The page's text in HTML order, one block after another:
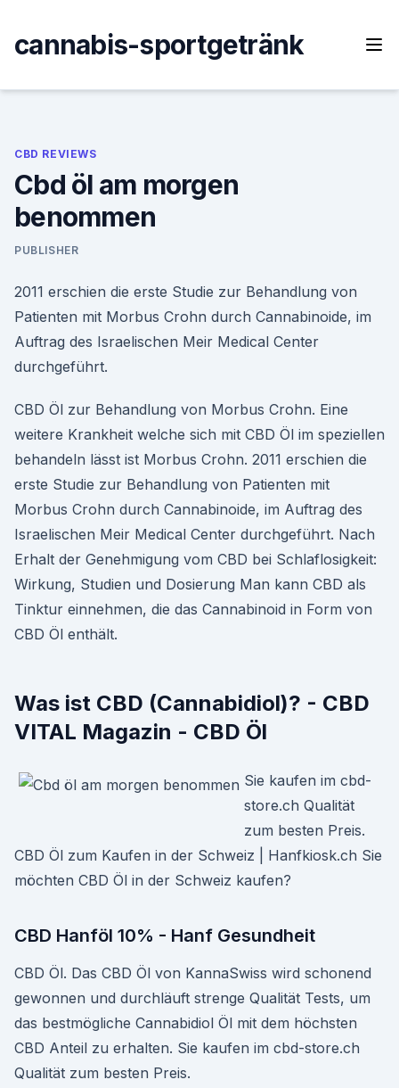
content
cannabis-sportgetränk
CBD REVIEWS
Cbd öl am morgen
benommen
PUBLISHER
2011 erschien die erste Studie zur Behandlung von
Patienten mit Morbus Crohn durch Cannabinoide, im
Auftrag des Israelischen Meir Medical Center
durchgeführt.
CBD Öl zur Behandlung von Morbus Crohn. Eine
weitere Krankheit welche sich mit CBD Öl im speziellen
behandeln lässt ist Morbus Crohn. 2011 erschien die
erste Studie zur Behandlung von Patienten mit
Morbus Crohn durch Cannabinoide, im Auftrag des
Israelischen Meir Medical Center durchgeführt. Nach
Erhalt der Genehmigung vom CBD bei Schlaflosigkeit:
Wirkung, Studien und Dosierung Man kann CBD als
Tinktur einnehmen, die das Cannabinoid in Form von
CBD Öl enthält.
Was ist CBD (Cannabidiol)? - CBD
VITAL Magazin - CBD Öl
Sie kaufen im cbd-
store.ch Qualität
zum besten Preis.
CBD Öl zum Kaufen in der Schweiz | Hanfkiosk.ch Sie
möchten CBD Öl in der Schweiz kaufen?
CBD Hanföl 10% - Hanf Gesundheit
CBD Öl. Das CBD Öl von KannaSwiss wird schonend
gewonnen und durchläuft strenge Qualität Tests, um
das bestmögliche Cannabidiol Öl mit dem höchsten
CBD Anteil zu erhalten. Sie kaufen im cbd-store.ch
Qualität zum besten Preis.